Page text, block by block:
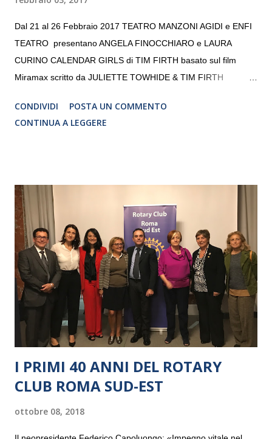
Dal 21 al 26 Febbraio 2017 TEATRO MANZONI AGIDI e ENFI
TEATRO presentano ANGELA FINOCCHIARO e LAURA
CURINO CALENDAR GIRLS di TIM FIRTH basato sul film
Miramax scritto da JULIETTE TOWHIDE & TIM FIRTH
CRISTINA PEZZOLI
CONDIVIDI
POSTA UN COMMENTO
CONTINUA A LEGGERE
I PRIMI 40 ANNI DEL ROTARY
CLUB ROMA SUD-EST
ottobre 08, 2018